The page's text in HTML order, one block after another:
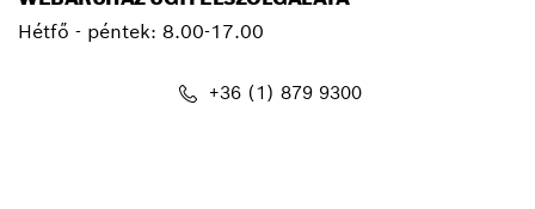
Hétfő - péntek: 8.00-17.00
+36 (1) 879 9300